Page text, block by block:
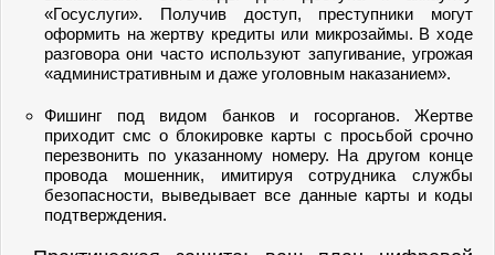
«Госуслуги». Получив доступ, преступники могут
оформить на жертву кредиты или микрозаймы. В ходе
разговора они часто используют запугивание, угрожая
«административным и даже уголовным наказанием».
Фишинг под видом банков и госорганов. Жертве
приходит смс о блокировке карты с просьбой срочно
перезвонить по указанному номеру. На другом конце
провода мошенник, имитируя сотрудника службы
безопасности, выведывает все данные карты и коды
подтверждения.